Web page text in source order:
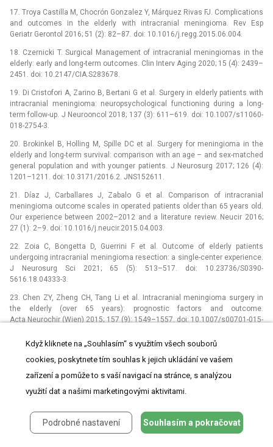
17. Troya Castilla M, Chocrón Gonzalez Y, Márquez Rivas FJ. Complications
and outcomes in the elderly with intracranial meningioma. Rev Esp
Geriatr Gerontol 2016; 51 (2): 82–87. doi: 10.1016/j.regg.2015.06.004.
18. Czernicki T. Surgical Management of intracranial meningiomas in the
elderly: early and long-term outcomes. Clin Interv Aging 2020; 15 (4): 2439–
2451. doi: 10.2147/CIA.S283678.
19. Di Cristofori A, Zarino B, Bertani G et al. Surgery in elderly patients with
intracranial meningioma: neuropsychological functioning during a long-
term follow-up. J Neurooncol 2018; 137 (3): 611–619. doi: 10.1007/s11060-
018-2754-3.
20. Brokinkel B, Holling M, Spille DC et al. Surgery for meningioma in the
elderly and long-term survival: comparison with an age –⁠ and sex-matched
general population and with younger patients. J Neurosurg 2017; 126 (4):
1201–1211. doi: 10.3171/2016.2. JNS152611.
21. Díaz J, Carballares J, Zabalo G et al. Comparison of intracranial
meningioma outcome scales in operated patients older than 65 years old.
Our experience between 2002–2012 and a literature review. Neucir 2016;
27 (1): 2–9. doi: 10.1016/j.neucir.2015.04.003.
22. Zoia C, Bongetta D, Guerrini F et al. Outcome of elderly patients
undergoing intracranial meningioma resection: a single-center experience.
J Neurosurg Sci 2021; 65 (5): 513–517. doi: 10.23736/S0390-
5616.18.04333-3.
23. Chen ZY, Zheng CH, Tang Li et al. Intracranial meningioma surgery in
the elderly (over 65 years): prognostic factors and outcome.
Acta Neurochir (Wien) 2015; 157 (9): 1549–1557. doi: 10.1007/s00701-015-
24. Joubert C, Sellier A, Sahuc P et al. Neurosurgery for intracranial
meningioma in patients aged more than 80 years: benefits and rationale.
Br J Neurosurg 2021; 35 (4): 470–475. doi:
10.1080/02688697.2021.1875397.
meningiomas in the elderly: a clinical-radiological grading system as
a predictor of outcome. J Neurosurg 2005; 102 (2): 290–294. doi:
10.3171/jns.2005.102.2.0290.
Když kliknete na „Souhlasím“ s využitím všech souborů
cookies, poskytnete tím souhlas k jejich ukládání ve vašem
zařízení a pomůže to s vaší navigací na stránce, s analýzou
využití dat a našimi marketingovými aktivitami.
Podrobné nastavení Souhlasím a pokračovat